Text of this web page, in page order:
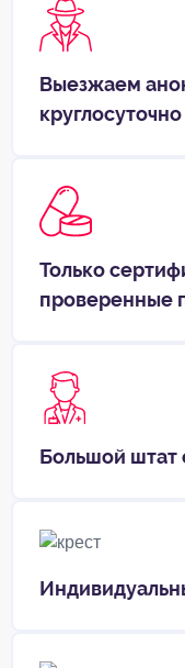
Выезжаем
круглосуточно
Только
проверенные
Большой штат